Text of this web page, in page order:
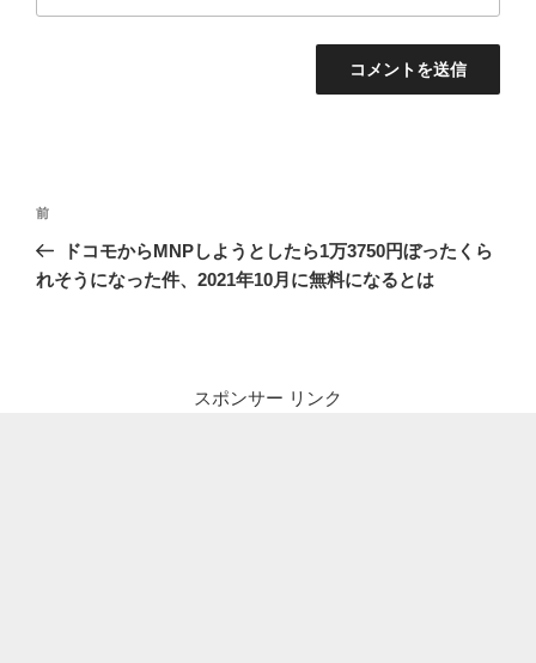
投
ナ
前
の
投
前
ドコモからMNPしようとしたら1万3750円ぼったくら
れそうになった件、2021年10月に無料になるとは
スポンサー リンク